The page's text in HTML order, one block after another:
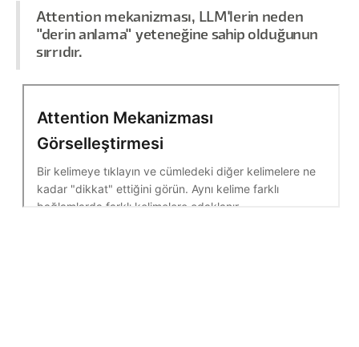
Attention mekanizması, LLM'lerin neden
"derin anlama" yeteneğine sahip olduğunun
sırrıdır.